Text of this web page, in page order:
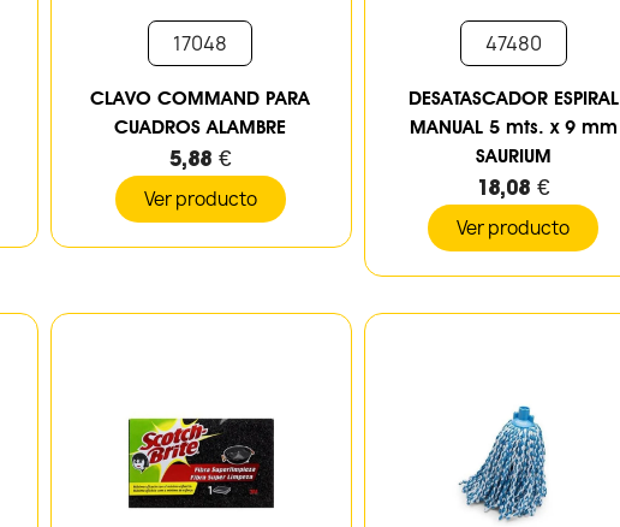
17048
CLAVO COMMAND PARA
CUADROS ALAMBRE
5,88 €
Ver producto
47480
DESATASCADOR ESPIRAL
MANUAL 5 mts. x 9 mm
SAURIUM
18,08 €
Ver producto